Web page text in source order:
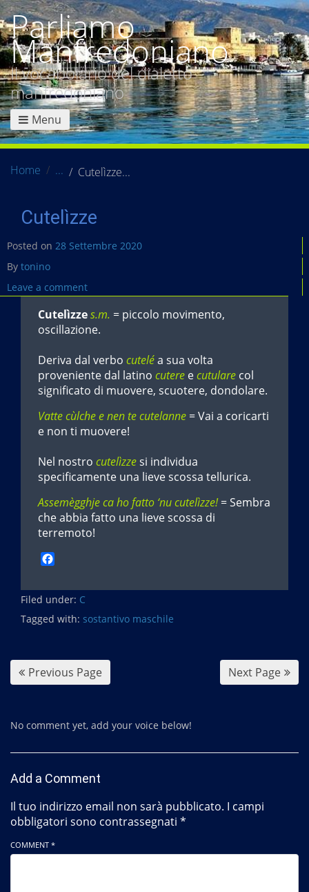
Parliamo
Manfredoniano
Il vocabolario del dialetto
manfredoniano
Menu
Home Cutelìzze
Cutelìzze
Posted on 28 Settembre 2020
By tonino
Leave a comment
Cutelìzzes.m. = piccolo movimento,
oscillazione.
Deriva dal verbo cuteléa sua volta
proveniente dal latino cutere ecutulare col
significato di muovere, scuotere, dondolare.
Vatte cùlche e nen te cutelanne = Vai a coricarti
e non ti muovere!
Nel nostro cutelìzzesi individua
specificamente una lieve scossa tellurica.
Assemègghje ca ho fatto ‘nu cutelìzze!= Sembra
che abbia fatto una lieve scossa di
terremoto!
c
e
b
Filed under: C
Tagged with: sostantivo maschile
Previous Page Next Page
No comment yet, add your voice below!
Add a Comment
Il tuo indirizzo email non sarà pubblicato. I campi
obbligatori sono contrassegnati *
COMMENT *